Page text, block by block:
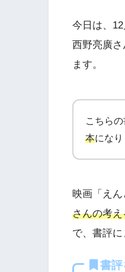
今日は、
西野亮廣
ます。
こちらの
本になり
映画「えん
さんの考
で、書評に
書評